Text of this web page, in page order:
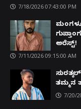
7/18/2026 07:43:00 PM
ಅರೆಸ್ಟ್!
7/11/2026 09:15:00 AM
ತಮ್ಮನ
7/20/